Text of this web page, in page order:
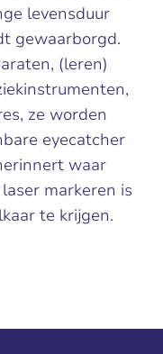
levensduur
gewaarborgd.
(leren)
ze worden
eyecatcher
waar
markeren is
te krijgen.